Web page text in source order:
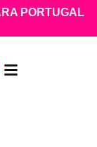
PORTUGAL